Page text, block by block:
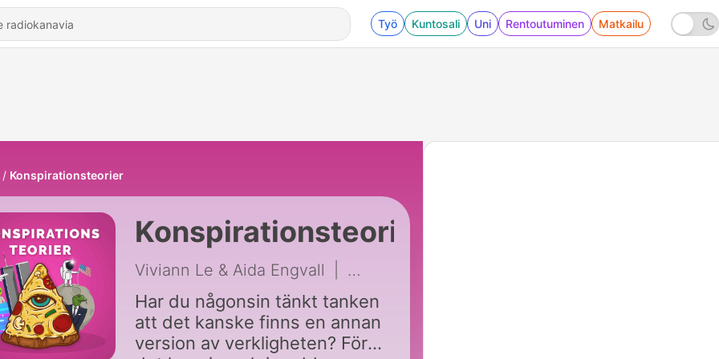
Työ Kuntosali Uni Rentoutuminen Matkailu
Konspirationsteorier
Konspirationsteorier
Viviann Le & Aida Engvall 236 - De försvunna & döda toppforskarna -
Har du någonsin tänkt tanken
att det kanske finns en annan
version av verkligheten? För